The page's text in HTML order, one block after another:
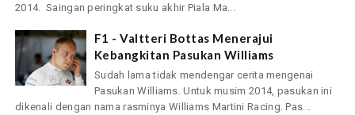
2014. Saingan peringkat suku akhir Piala Ma...
F1 - Valtteri Bottas Menerajui
Kebangkitan Pasukan Williams
Sudah lama tidak mendengar cerita mengenai
Pasukan Williams. Untuk musim 2014, pasukan ini
dikenali dengan nama rasminya Williams Martini Racing. Pas...